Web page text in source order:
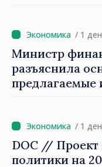
/ 1
Министр
разъяснила
предлагаемые
налогу
/ 1
DOC // Проект
политики на